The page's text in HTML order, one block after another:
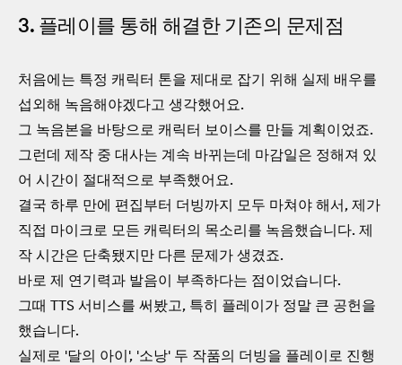
3. 플레이를 통해 해결한 기존의 문제점
처음에는 특정 캐릭터 톤을 제대로 잡기 위해 실제 배우를
섭외해 녹음해야겠다고 생각했어요.
그 녹음본을 바탕으로 캐릭터 보이스를 만들 계획이었죠.
그런데 제작 중 대사는 계속 바뀌는데 마감일은 정해져 있
어 시간이 절대적으로 부족했어요.
결국 하루 만에 편집부터 더빙까지 모두 마쳐야 해서, 제가
직접 마이크로 모든 캐릭터의 목소리를 녹음했습니다. 제
작 시간은 단축됐지만 다른 문제가 생겼죠.
바로 제 연기력과 발음이 부족하다는 점이었습니다.
그때 TTS 서비스를 써봤고, 특히 플레이가 정말 큰 공헌을
했습니다.
실제로 '달의 아이', '소낭' 두 작품의 더빙을 플레이로 진행